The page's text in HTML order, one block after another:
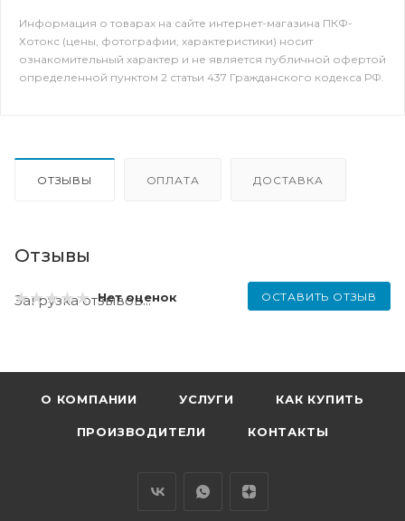
Информация о товарах на сайте интернет-магазина ПКФ-
Хотокс (цены, фотографии, характеристики) носит
ознакомительный характер и не является публичной офертой
определенной пунктом 2 статьи 437 Гражданского кодекса РФ.
ОТЗЫВЫ ОПЛАТА ДОСТАВКА
Отзывы
Нет оценок ОСТАВИТЬ ОТЗЫВ
Загрузка отзывов...
О КОМПАНИИ УСЛУГИ КАК КУПИТЬ
ПРОИЗВОДИТЕЛИ КОНТАКТЫ